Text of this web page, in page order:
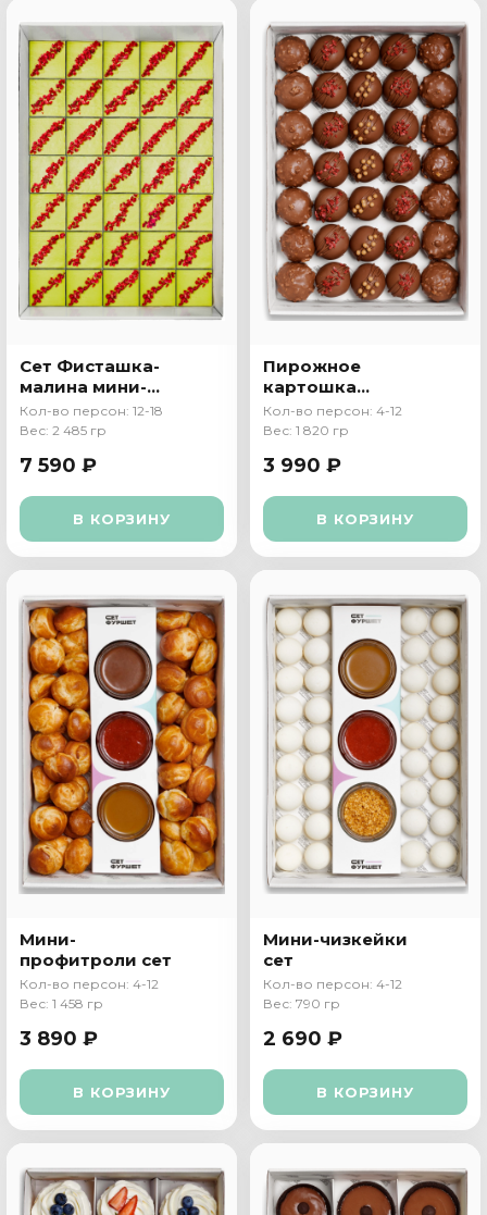
Сет Фисташка-
малина мини-
торт
Кол-во персон: 12-18
Вес: 2 485 гр
7 590 ₽
В КОРЗИНУ
Пирожное
картошка
ассорти сет
Кол-во персон: 4-12
Вес: 1 820 гр
3 990 ₽
В КОРЗИНУ
Мини-
профитроли сет
Кол-во персон: 4-12
Вес: 1 458 гр
3 890 ₽
В КОРЗИНУ
Мини-чизкейки
сет
Кол-во персон: 4-12
Вес: 790 гр
2 690 ₽
В КОРЗИНУ